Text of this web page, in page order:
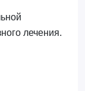
лечения.